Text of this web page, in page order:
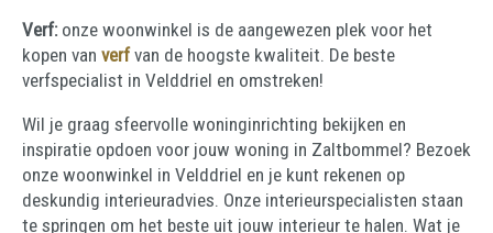
Verf: onze woonwinkel is de aangewezen plek voor het
kopen van verfvan de hoogste kwaliteit. De beste
verfspecialist in Velddriel en omstreken!
Wil je graag sfeervolle woninginrichting bekijken en
inspiratie opdoen voor jouw woning in Zaltbommel? Bezoek
onze woonwinkel in Velddriel en je kunt rekenen op
deskundig interieuradvies. Onze interieurspecialisten staan
te springen om het beste uit jouw interieur te halen. Wat je